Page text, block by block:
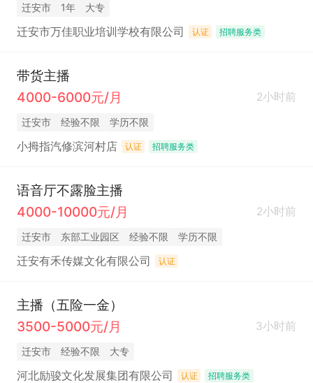
迁安市 1年 大专
迁安市万佳职业培训学校有限公司 认证 招聘服务类
带货主播
4000-6000元/月
2小时前
迁安市 经验不限 学历不限
小拇指汽修滨河村店 认证 招聘服务类
语音厅不露脸主播
4000-10000元/月
2小时前
迁安市 东部工业园区 经验不限 学历不限
迁安有禾传媒文化有限公司 认证
主播（五险一金）
3500-5000元/月
3小时前
迁安市 经验不限 大专
河北励骏文化发展集团有限公司 认证 招聘服务类